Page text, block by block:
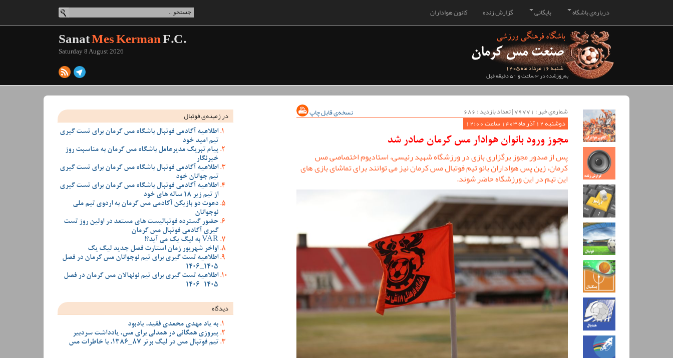
کانون هواداران گزارش زنده بایگانی درباره‌ی باشگاه
شنبه 16 مرداد ماه 1405
به‌روزشده در 3 ساعت و 51 دقیقه قبل
SanatMes KermanF.C.
Saturday 8 August 2026
شماره‌ی خبر : ‌79771 | تعداد بازدید : 686
نسخه‌ی قابل چاپ
دوشنبه 12 آذر ماه 1403 ساعت 12:00
مجوز ورود بانوان هوادار مس کرمان صادر شد
پس از صدور مجوز برگزاری بازی در ورزشگاه شهید رئیسی، استادیوم اختصاصی مس
کرمان، زین پس هواداران بانو تیم فوتبال مس کرمان نیز می توانند برای تماشای بازی های
این تیم در این ورزشگاه حاضر شوند.
در زمینه‌ی فوتبال
اطلاعیه آکادمی فوتبال باشگاه مس کرمان برای تست گیری
تیم امید خود
پیام تبریک مدیرعامل باشگاه مس کرمان به مناسبت روز
خبرنگار
اطلاعیه آکادمی فوتبال باشگاه مس کرمان برای تست گیری
تیم جوانان خود
اطلاعیه آکادمی فوتبال باشگاه مس کرمان برای تست گیری
از تیم زیر 18 ساله های خود
دعوت دو بازیکن آکادمی مس کرمان به اردوی تیم ملی
نوجوانان
حضور گسترده فوتبالیست های مستعد در اولین روز تست
گیری آکادمی فوتبال مس کرمان
VAR به لیگ یک می آید؟!
اواخر شهریور زمان استارت فصل جدید لیگ یک
اطلاعیه تست گیری برای تیم نوجوانان مس کرمان در فصل
1405_1406
اطلاعیه تست گیری برای تیم نونهالان مس کرمان در فصل
1405-1406
دیدگاه
به یاد مهدی محمدی فقید، یادبود
پیروزی همگانی در همدلی برای مس، یادداشت سردبیر
تیم فوتبال مس در لیگ برتر 87_1386، با خاطرات مس